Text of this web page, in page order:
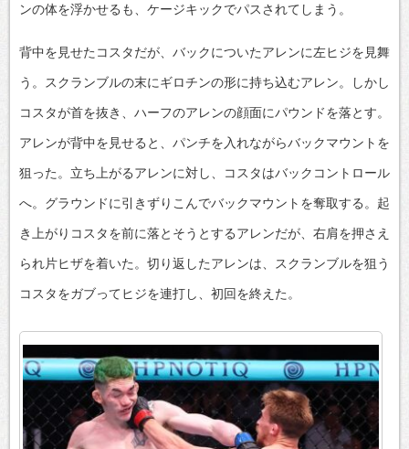
ンの体を浮かせるも、ケージキックでパスされてしまう。
背中を見せたコスタだが、バックについたアレンに左ヒジを見舞
う。スクランブルの末にギロチンの形に持ち込むアレン。しかし
コスタが首を抜き、ハーフのアレンの顔面にパウンドを落とす。
アレンが背中を見せると、パンチを入れながらバックマウントを
狙った。立ち上がるアレンに対し、コスタはバックコントロール
へ。グラウンドに引きずりこんでバックマウントを奪取する。起
き上がりコスタを前に落とそうとするアレンだが、右肩を押さえ
られ片ヒザを着いた。切り返したアレンは、スクランブルを狙う
コスタをガブってヒジを連打し、初回を終えた。